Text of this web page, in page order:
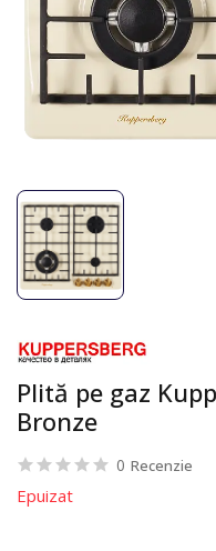
Plită pe gaz
Bronze
0 Recenzie
Epuizat